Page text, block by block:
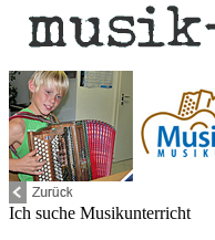
Ich suche Musikunterricht